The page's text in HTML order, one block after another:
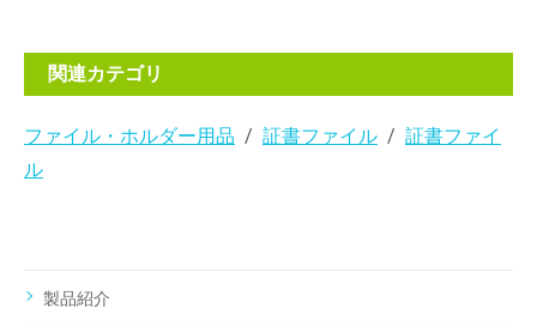
関連カテゴリ
ファイル・ホルダー用品 証書ファイル
証書ファイ
ル
製品紹介